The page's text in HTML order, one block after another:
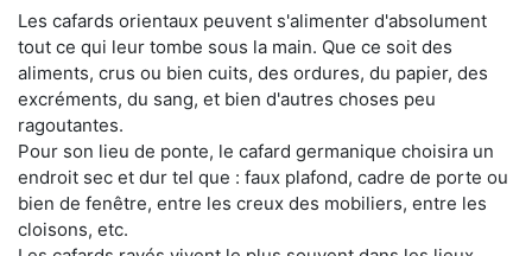
Les cafards orientaux peuvent s'alimenter d'absolument
tout ce qui leur tombe sous la main. Que ce soit des
aliments, crus ou bien cuits, des ordures, du papier, des
excréments, du sang, et bien d'autres choses peu
ragoutantes.
Pour son lieu de ponte, le cafard germanique choisira un
endroit sec et dur tel que : faux plafond, cadre de porte ou
bien de fenêtre, entre les creux des mobiliers, entre les
cloisons, etc.